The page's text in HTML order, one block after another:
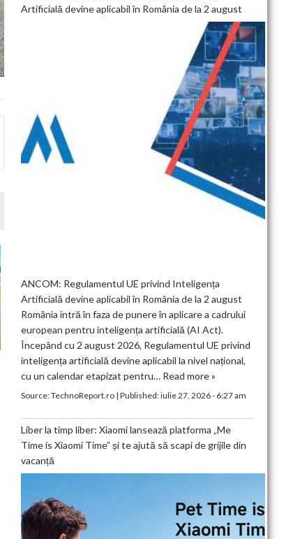
Artificială devine aplicabil în România de la 2 august
ANCOM: Regulamentul UE privind Inteligența
Artificială devine aplicabil în România de la 2 august
România intră în faza de punere în aplicare a cadrului
european pentru inteligența artificială (AI Act).
Începând cu 2 august 2026, Regulamentul UE privind
inteligența artificială devine aplicabil la nivel național,
cu un calendar etapizat pentru… Read more »
Source:TechnoReport.ro| Published:iulie 27, 2026 - 6:27 am
Liber la timp liber: Xiaomi lansează platforma „Me
Time is Xiaomi Time” și te ajută să scapi de grijile din
vacanță